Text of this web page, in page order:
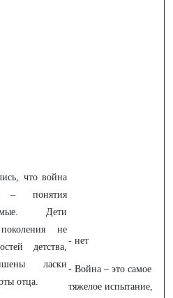
что война
понятия
Дети
не
детства,
ласки
отца.
- нет
- Война – это самое
тяжелое испытание,